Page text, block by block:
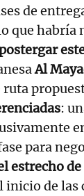
de
que habría
Al
ruta
:
para
estrecho
de las